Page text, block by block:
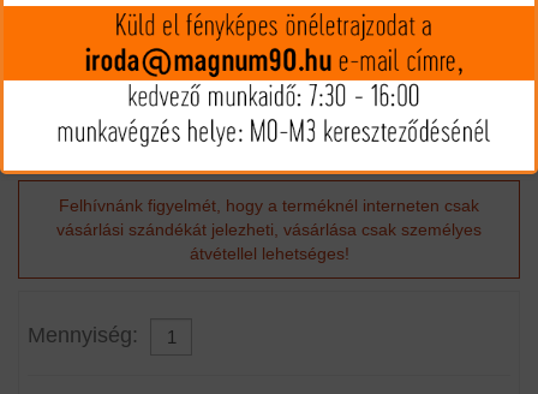
Csőtorkolati sebesség: 950 m/s
Csőtorkolati energia: 5280 J
Kaliber: 8x68S
Felhívnánk figyelmét, hogy a terméknél interneten csak
vásárlási szándékát jelezheti, vásárlása csak személyes
átvétellel lehetséges!
Mennyiség: